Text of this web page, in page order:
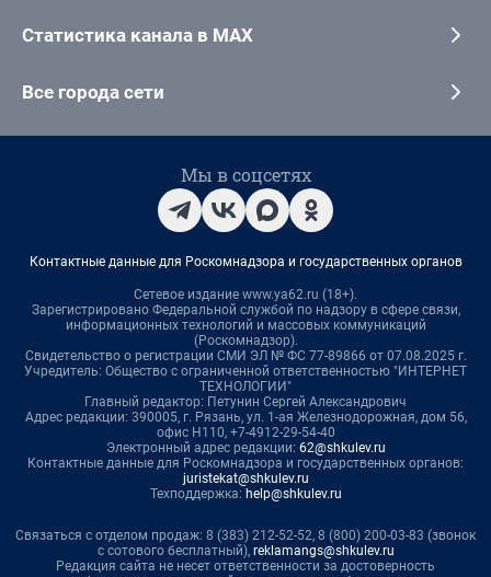
Статистика канала в MAX
Все города сети
Мы в соцсетях
Контактные данные для Роскомнадзора и государственных органов
Сетевое издание www.ya62.ru (18+).
Зарегистрировано Федеральной службой по надзору в сфере связи,
информационных технологий и массовых коммуникаций
(Роскомнадзор).
Свидетельство о регистрации СМИ ЭЛ № ФС 77-89866 от 07.08.2025 г.
Учредитель: Общество с ограниченной ответственностью "ИНТЕРНЕТ
ТЕХНОЛОГИИ"
Главный редактор: Петунин Сергей Александрович
Адрес редакции: 390005, г. Рязань, ул. 1-ая Железнодорожная, дом 56,
офис Н110, +7-4912-29-54-40
Электронный адрес редакции: 62@shkulev.ru
Контактные данные для Роскомнадзора и государственных органов:
juristekat@shkulev.ru
Техподдержка: help@shkulev.ru
Связаться с отделом продаж: 8 (383) 212-52-52, 8 (800) 200-03-83 (звонок
с сотового бесплатный), reklamangs@shkulev.ru
Редакция сайта не несет ответственности за достоверность